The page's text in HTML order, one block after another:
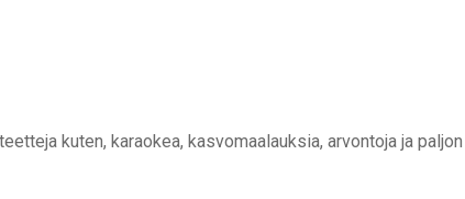
kuten, karaokea, kasvomaalauksia, arvontoja ja paljon